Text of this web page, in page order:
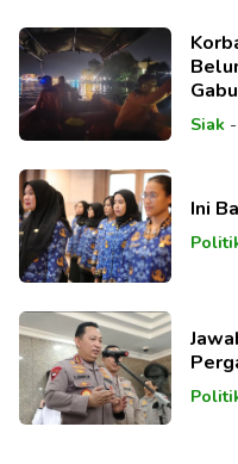
Siak-
Ini